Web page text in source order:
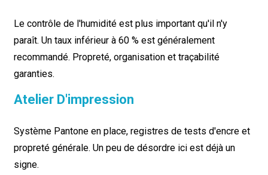
Le contrôle de l'humidité est plus important qu'il n'y
paraît. Un taux inférieur à 60 % est généralement
recommandé. Propreté, organisation et traçabilité
garanties.
Atelier D'impression
Système Pantone en place, registres de tests d'encre et
propreté générale. Un peu de désordre ici est déjà un
signe.